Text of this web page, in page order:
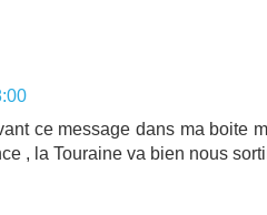
ce message dans ma boite
, la Touraine va bien nous